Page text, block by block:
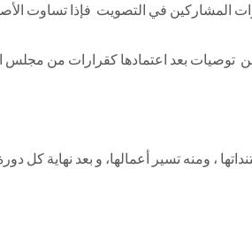
المشاركين في التصويت فإذا تساوت
من توصيات بعد اعتمادها كقرارات من مجلس
، ومنه تسير أعمالها، و بعد نهاية كل